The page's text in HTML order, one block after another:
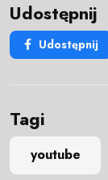
Udostępnij
Udostępnij
Tagi
youtube